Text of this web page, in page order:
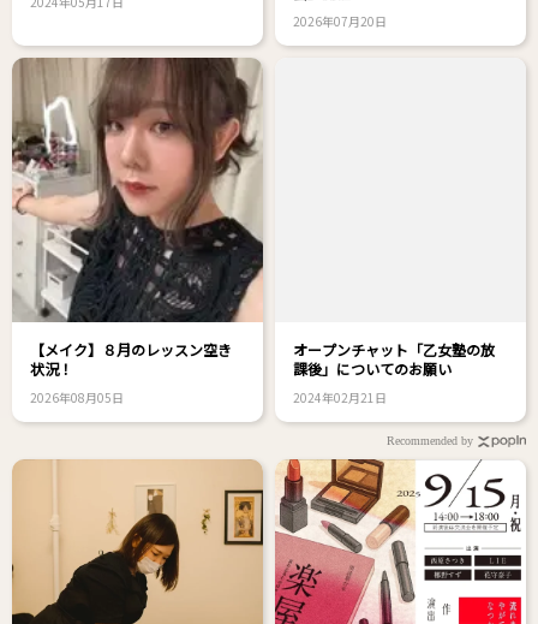
2026年07月20日
【メイク】８月のレッスン空き
状況！
2026年08月05日
オープンチャット「乙女塾の放
課後」についてのお願い
2024年02月21日
Recommended by